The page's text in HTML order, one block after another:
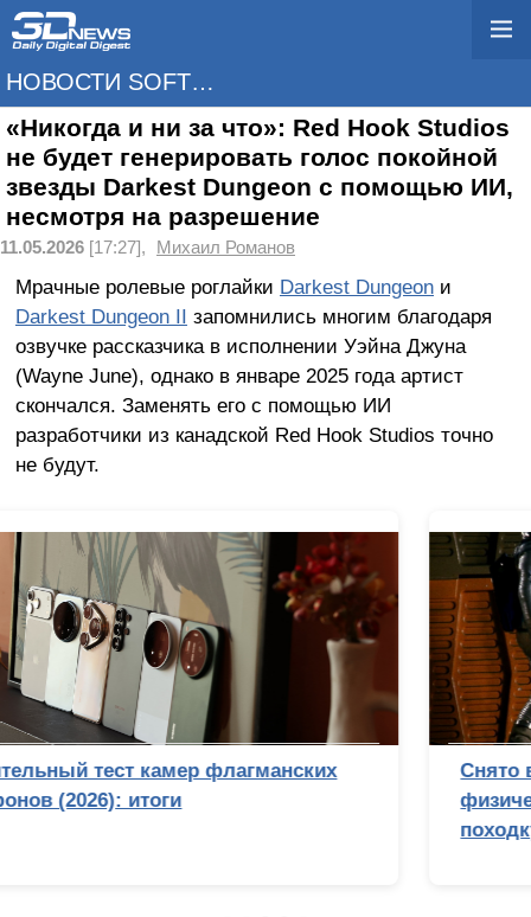
НОВОСТИ SOFTWARE
«Никогда и ни за что»: Red Hook Studios
не будет генерировать голос покойной
звезды Darkest Dungeon с помощью ИИ,
несмотря на разрешение
11.05.2026 [17:27], Михаил Романов
Мрачные ролевые роглайки Darkest Dungeonи
Darkest Dungeon II запомнились многим благодаря
озвучке рассказчика в исполнении Уэйна Джуна
(Wayne June), однако в январе 2025 года артист
скончался. Заменять его с помощью ИИ
разработчики из канадской Red Hook Studios точно
не будут.
Снято в Голливуде? Почему Стэнли Кубрик
физически не смог бы подделать лунную